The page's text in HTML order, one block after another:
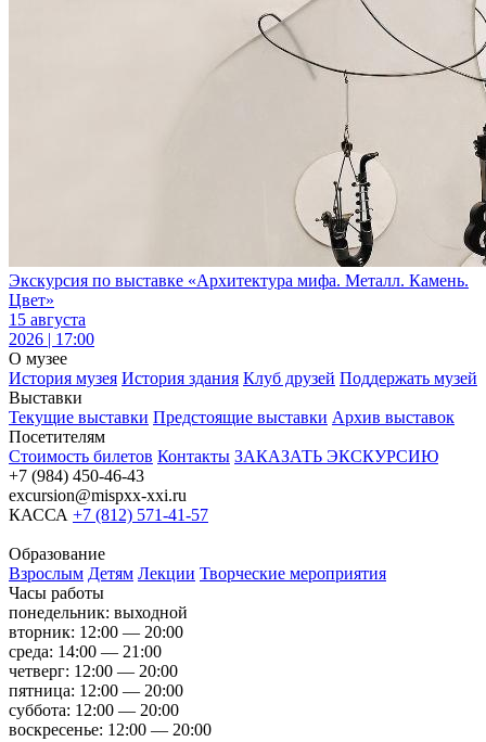
Экскурсия по выставке «Архитектура мифа. Металл. Камень.
Цвет»
15 августа
2026 | 17:00
О музее
История музея История здания Клуб друзей Поддержать музей
Выставки
Текущие выставки Предстоящие выставки Архив выставок
Посетителям
Стоимость билетов Контакты ЗАКАЗАТЬ ЭКСКУРСИЮ
+7 (984) 450-46-43
excursion@mispxx-xxi.ru
КАССА +7 (812) 571-41-57
Образование
Взрослым Детям Лекции Творческие мероприятия
Часы работы
понедельник: выходной
вторник: 12:00 — 20:00
среда: 14:00 — 21:00
четверг: 12:00 — 20:00
пятница: 12:00 — 20:00
суббота: 12:00 — 20:00
воскресенье: 12:00 — 20:00